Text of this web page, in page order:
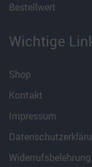
Bestellwert
Wichtige
Shop
Kontakt
Impressum